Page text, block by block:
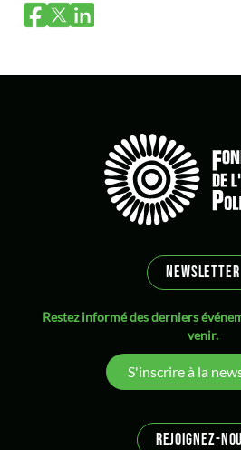
NEWSLETTER
Restez informé des derniers
venir.
S'inscrire à la
REJOIGNEZ-